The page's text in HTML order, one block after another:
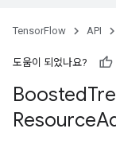
TensorFlow API
도움이 되었나요?
Boosted
Resource